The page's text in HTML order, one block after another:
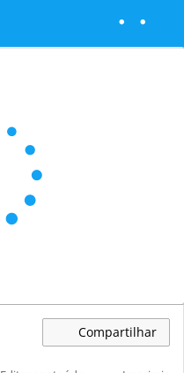
Compartilhar